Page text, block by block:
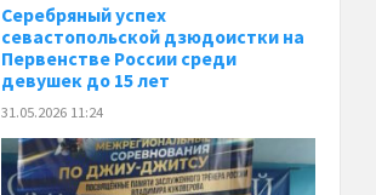
Серебряный успех
севастопольской дзюдоистки на
Первенстве России среди
девушек до 15 лет
31.05.2026 11:24